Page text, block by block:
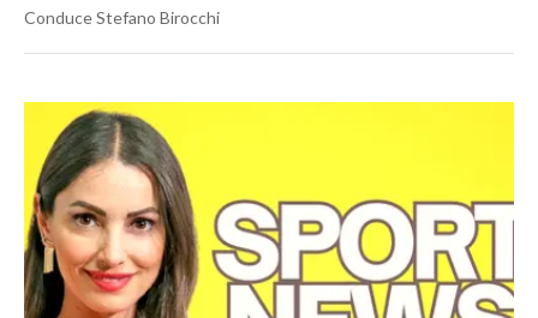
Conduce Stefano Birocchi